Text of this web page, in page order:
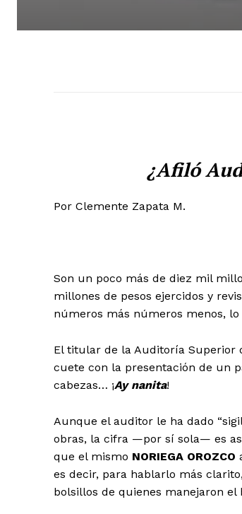
¿Afiló
Por Clemente Zapata M.
Son un poco más de diez mil
millones de pesos ejercidos y
números más números menos,
El titular de la Auditoría Superior
cuete con la presentación de un
cabezas… ¡Ay nanita!
Aunque el auditor le ha dado
obras, la cifra —por sí sola— es
que el mismo NORIEGA OROZCO
es decir, para hablarlo más
bolsillos de quienes manejaron